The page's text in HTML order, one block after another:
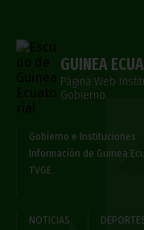
GUINEA
Página Web
Gobierno
Gobierno e Instituciones
Información de Guinea
TVGE
NOTICIAS